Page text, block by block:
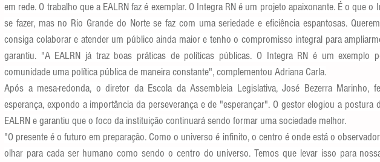
em rede. O trabalho que a EALRN faz é exemplar. O Integra RN é um projeto apaixonante. É o que o
se fazer, mas no Rio Grande do Norte se faz com uma seriedade e eficiência espantosas.
consiga colaborar e atender um público ainda maior e tenho o compromisso integral para
garantiu. "A EALRN já traz boas práticas de políticas públicas. O Integra RN é um exemplo
comunidade uma política pública de maneira constante", complementou Adriana Carla.
Após a mesa-redonda, o diretor da Escola da Assembleia Legislativa, José Bezerra Marinho,
esperança, expondo a importância da perseverança e de "esperançar". O gestor elogiou a postura
EALRN e garantiu que o foco da instituição continuará sendo formar uma sociedade melhor.
"O presente é o futuro em preparação. Como o universo é infinito, o centro é onde está o
olhar para cada ser humano como sendo o centro do universo. Temos que levar isso para